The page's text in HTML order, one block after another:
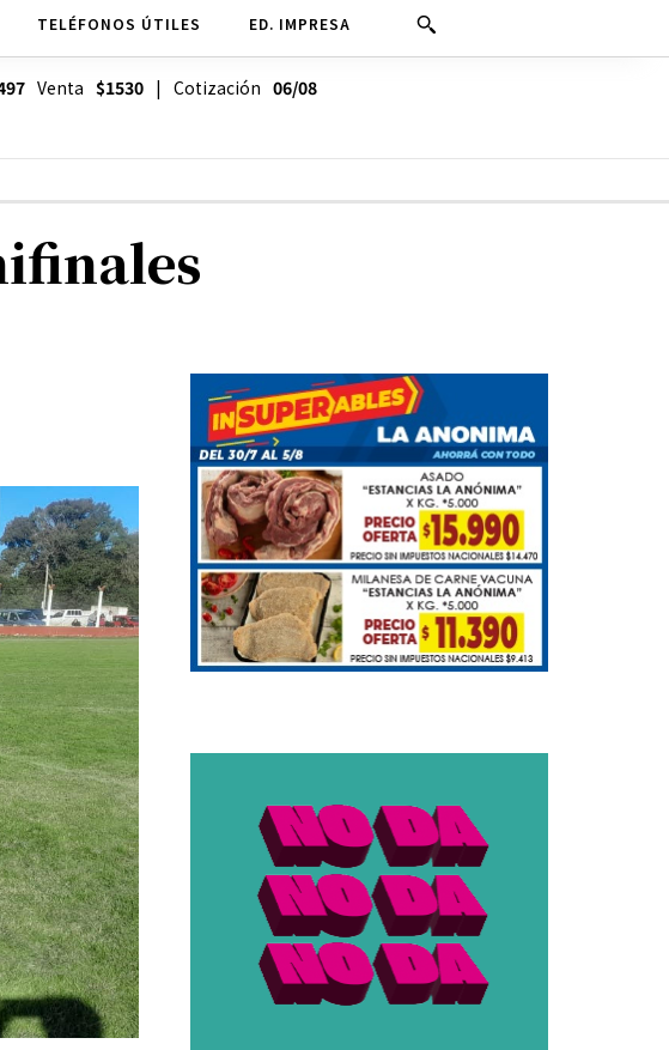
TELÉFONOS ÚTILES ED. IMPRESA
Venta $1530| Cotización 06/08